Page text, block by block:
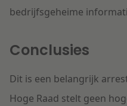
bedrijfsgeheime
Conclusies
Dit is een belangrijk
Hoge Raad stelt geen